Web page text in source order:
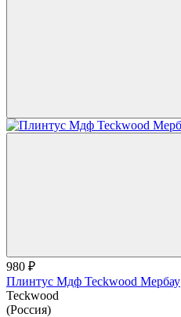
980 ₽
Плинтус Мдф Teckwood Мербау
Teckwood
(Россия)